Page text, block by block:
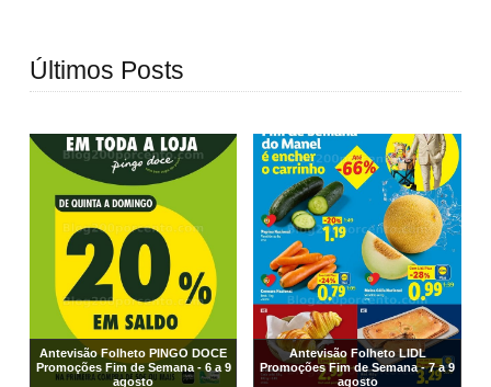
Últimos Posts
Antevisão Folheto PINGO DOCE
Promoções Fim de Semana - 6 a 9
agosto
Antevisão Folheto LIDL
Promoções Fim de Semana - 7 a 9
agosto